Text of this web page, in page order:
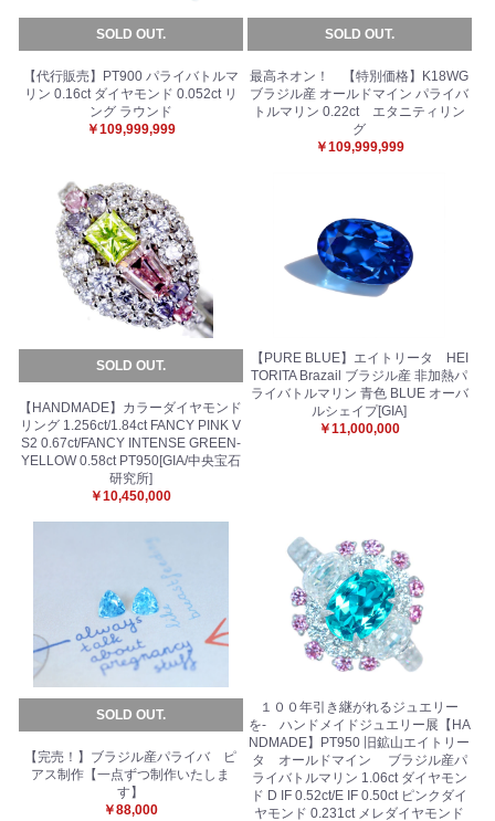
SOLD OUT.
【代行販売】PT900 パライバトルマ
リン 0.16ct ダイヤモンド 0.052ct リ
ング ラウンド
￥109,999,999
SOLD OUT.
最高ネオン！ 【特別価格】K18WG
ブラジル産 オールドマイン パライバ
トルマリン 0.22ct エタニティリン
グ
￥109,999,999
SOLD OUT.
【HANDMADE】カラーダイヤモンド
リング 1.256ct/1.84ct FANCY PINK V
S2 0.67ct/FANCY INTENSE GREEN-
YELLOW 0.58ct PT950[GIA/中央宝石
研究所]
￥10,450,000
【PURE BLUE】エイトリータ HEI
TORITA Brazail ブラジル産 非加熱パ
ライバトルマリン 青色 BLUE オーバ
ルシェイプ[GIA]
￥11,000,000
SOLD OUT.
【完売！】ブラジル産パライバ ピ
アス制作【一点ずつ制作いたしま
す】
￥88,000
１００年引き継がれるジュエリー
を- ハンドメイドジュエリー展【HA
NDMADE】PT950 旧鉱山エイトリー
タ オールドマイン ブラジル産パ
ライバトルマリン 1.06ct ダイヤモン
ド D IF 0.52ct/E IF 0.50ct ピンクダイ
ヤモンド 0.231ct メレダイヤモンド